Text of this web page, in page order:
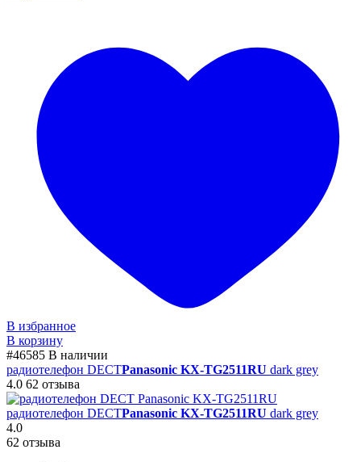
В избранное
В корзину
#46585 В наличии
радиотелефон DECTPanasonic KX-TG2511RU dark grey
4.0 62 отзыва
радиотелефон DECTPanasonic KX-TG2511RU dark grey
4.0
62 отзыва